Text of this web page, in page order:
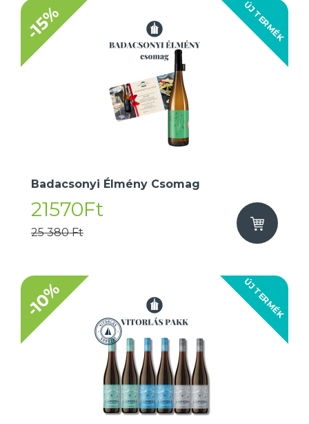
ÚJ TERMÉK
-15%
Badacsonyi Élmény Csomag
21570Ft
25 380 Ft
ÚJ TERMÉK
-10%